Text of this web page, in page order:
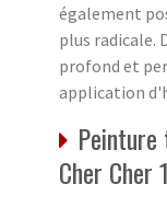
également
plus radicale.
profond et
application
Cher Cher